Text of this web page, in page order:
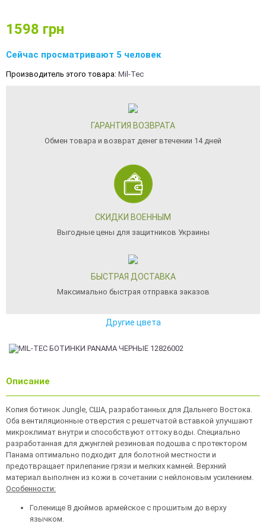
1598 грн
Сейчас просматривают 5 человек
Производитель этого товара: Mil-Tec
ГАРАНТИЯ ВОЗВРАТА
Обмен товара и возврат денег втечении 14 дней
СКИДКИ ВОЕННЫМ
Выгодные цены для защитников Украины
БЫСТРАЯ ДОСТАВКА
Максимально быстрая отправка заказов
Другие цвета
Описание
Копия ботинок Jungle, США, разработанных для Дальнего Востока.
Оба вентиляционные отверстия с решетчатой вставкой улучшают
микроклимат внутри и способствуют оттоку воды. Специально
разработанная для джунглей резиновая подошва с протектором
Панама оптимально подходит для болотной местности и
предотвращает прилепание грязи и мелких камней. Верхний
материал выполнен из кожи в сочетании с нейлоновым усилением.
Особенности:
Голенище 8 дюймов армейское с прошитым до верху
язычком.